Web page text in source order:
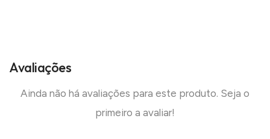
Avaliações
Ainda não há avaliações para este produto. Seja o
primeiro a avaliar!